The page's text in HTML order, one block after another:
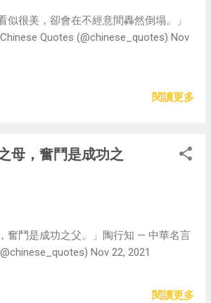
似很美，卻會在不經意間轟然倒塌。」
Quotes (@chinese_quotes) Nov
閱讀更多
母，奮鬥是成功之
奮鬥是成功之父。」陶行知 — 中華名言
Nov 22, 2021
閱讀更多